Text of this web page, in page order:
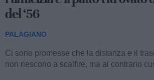
del ‘56
PALAGIANO
Ci sono promesse che la distanza e il
non riescono a scalfire, ma al contrario